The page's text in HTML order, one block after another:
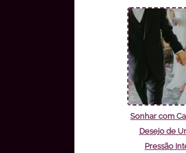
Sonhar com
Desejo de
Pressão